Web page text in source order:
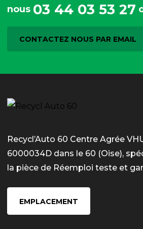
nous 03 44 03 53 27
CONTACTEZ NOUS PAR EMAIL
Recycl’Auto 60 Centre Agrée
6000034D dans le 60 (Oise),
la pièce de Réemploi teste et
EMPLACEMENT